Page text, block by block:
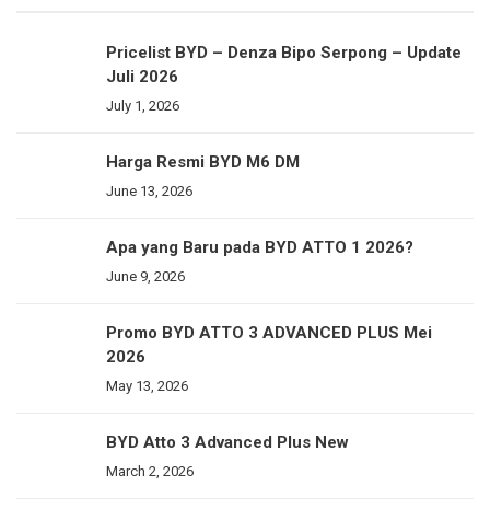
Pricelist BYD – Denza Bipo Serpong – Update
Juli 2026
July 1, 2026
Harga Resmi BYD M6 DM
June 13, 2026
Apa yang Baru pada BYD ATTO 1 2026?
June 9, 2026
Promo BYD ATTO 3 ADVANCED PLUS Mei
2026
May 13, 2026
BYD Atto 3 Advanced Plus New
March 2, 2026